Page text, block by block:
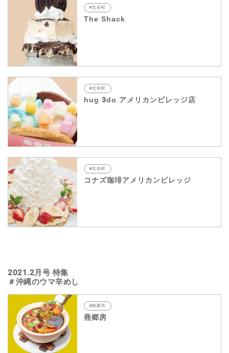
#北谷町
The Shack
#北谷町
hug 3do アメリカンビレッジ店
#北谷町
コナズ珈琲アメリカンビレッジ
2021.2月号 特集
＃沖縄のウマ辛めし
#那覇市
燕郷房